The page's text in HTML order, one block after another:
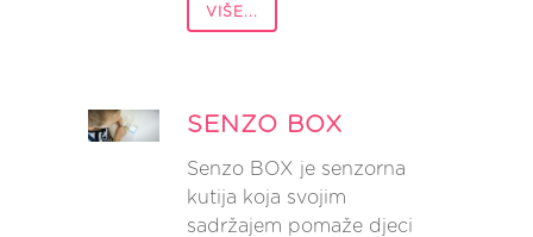
VIŠE...
SENZO BOX
Senzo BOX je senzorna
kutija koja svojim
sadržajem pomaže djeci